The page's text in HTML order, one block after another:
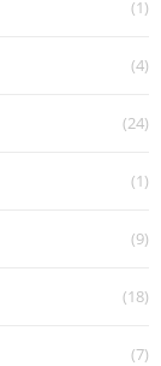
(1)
(4)
(24)
(1)
(9)
(18)
(7)